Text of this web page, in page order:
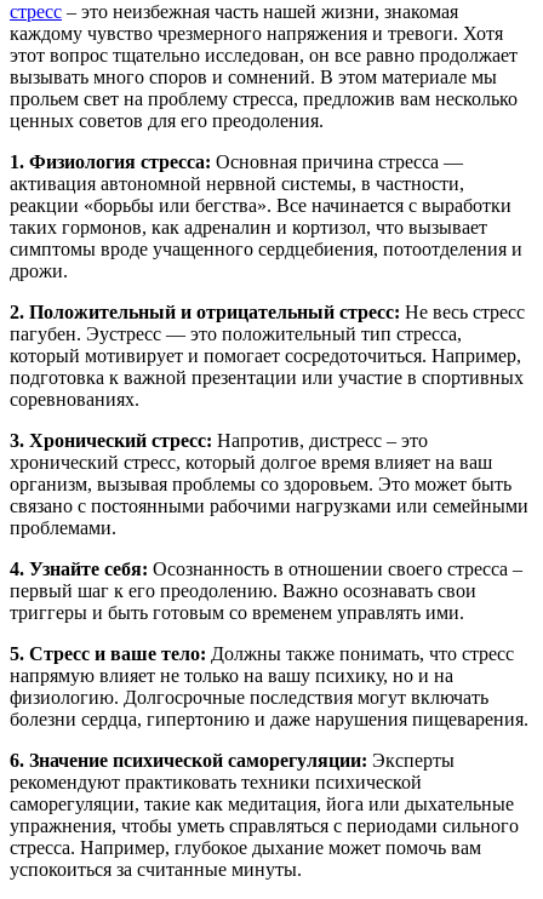
стресс – это неизбежная часть нашей жизни, знакомая
каждому чувство чрезмерного напряжения и тревоги. Хотя
этот вопрос тщательно исследован, он все равно продолжает
вызывать много споров и сомнений. В этом материале мы
прольем свет на проблему стресса, предложив вам несколько
ценных советов для его преодоления.
1. Физиология стресса: Основная причина стресса —
активация автономной нервной системы, в частности,
реакции «борьбы или бегства». Все начинается с выработки
таких гормонов, как адреналин и кортизол, что вызывает
симптомы вроде учащенного сердцебиения, потоотделения и
дрожи.
2. Положительный и отрицательный стресс: Не весь стресс
пагубен. Эустресс — это положительный тип стресса,
который мотивирует и помогает сосредоточиться. Например,
подготовка к важной презентации или участие в спортивных
соревнованиях.
3. Хронический стресс: Напротив, дистресс – это
хронический стресс, который долгое время влияет на ваш
организм, вызывая проблемы со здоровьем. Это может быть
связано с постоянными рабочими нагрузками или семейными
проблемами.
4. Узнайте себя: Осознанность в отношении своего стресса –
первый шаг к его преодолению. Важно осознавать свои
триггеры и быть готовым со временем управлять ими.
5. Стресс и ваше тело: Должны также понимать, что стресс
напрямую влияет не только на вашу психику, но и на
физиологию. Долгосрочные последствия могут включать
болезни сердца, гипертонию и даже нарушения пищеварения.
6. Значение психической саморегуляции: Эксперты
рекомендуют практиковать техники психической
саморегуляции, такие как медитация, йога или дыхательные
упражнения, чтобы уметь справляться с периодами сильного
стресса. Например, глубокое дыхание может помочь вам
успокоиться за считанные минуты.